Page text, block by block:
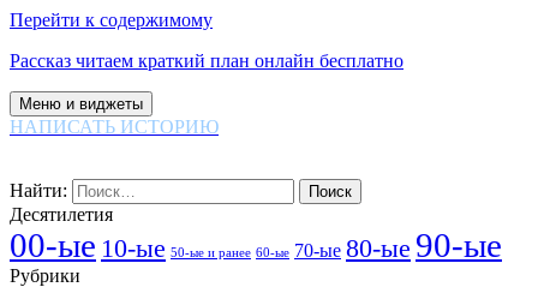
Перейти к содержимому
Рассказ читаем краткий план онлайн бесплатно
Меню и виджеты
НАПИСАТЬ ИСТОРИЮ
Найти:
Десятилетия
00-ые 10-ые 50-ые и ранее 60-ые 70-ые 80-ые 90-ые
Рубрики